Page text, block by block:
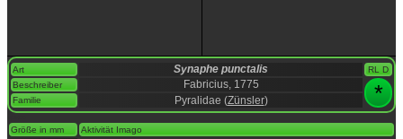
Art Synaphe punctalis
RL D
Beschreiber
Fabricius, 1775 *
Familie Pyralidae (Zünsler)
Größe in mm Aktivität Imago